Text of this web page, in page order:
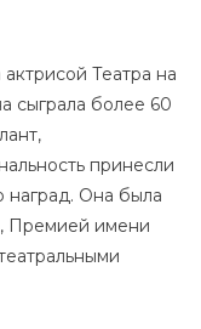
актрисой Театра на
сыграла более 60
принесли
наград. Она была
Премией имени